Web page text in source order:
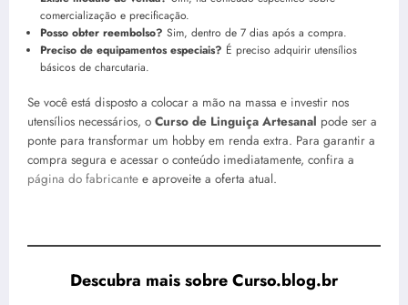
comercialização e precificação.
Posso obter reembolso? Sim, dentro de 7 dias após a compra.
Preciso de equipamentos especiais? É preciso adquirir utensílios
básicos de charcutaria.
Se você está disposto a colocar a mão na massa e investir nos
utensílios necessários, o Curso de Linguiça Artesanal pode ser a
ponte para transformar um hobby em renda extra. Para garantir a
compra segura e acessar o conteúdo imediatamente, confira a
página do fabricante e aproveite a oferta atual.
Descubra mais sobre Curso.blog.br